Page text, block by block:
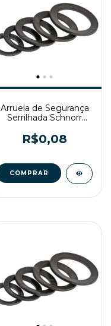
Arruela de Segurança
Serrilhada Schnorr
R$0,08